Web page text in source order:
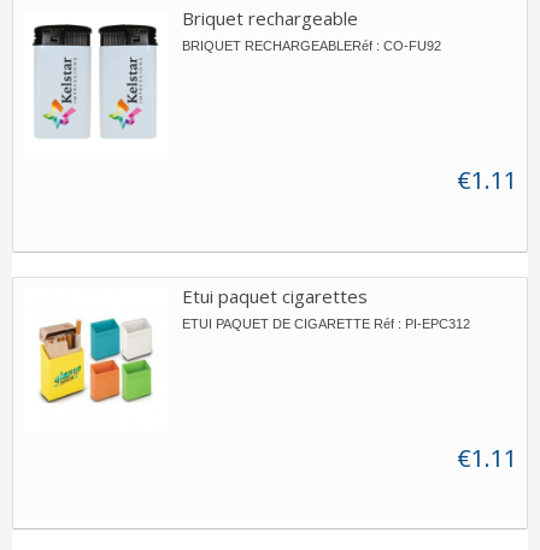
Briquet rechargeable
BRIQUET RECHARGEABLERéf : CO-FU92
€1.11
Etui paquet cigarettes
ETUI PAQUET DE CIGARETTE Réf : PI-EPC312
€1.11